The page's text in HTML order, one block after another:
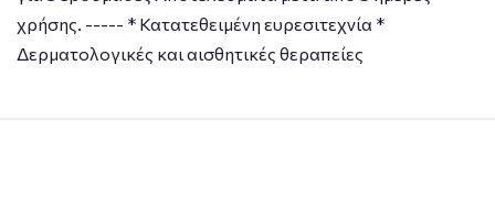
χρήσης. ----- * Κατατεθειμένη ευρεσιτεχνία *
Δερματολογικές και αισθητικές θεραπείες